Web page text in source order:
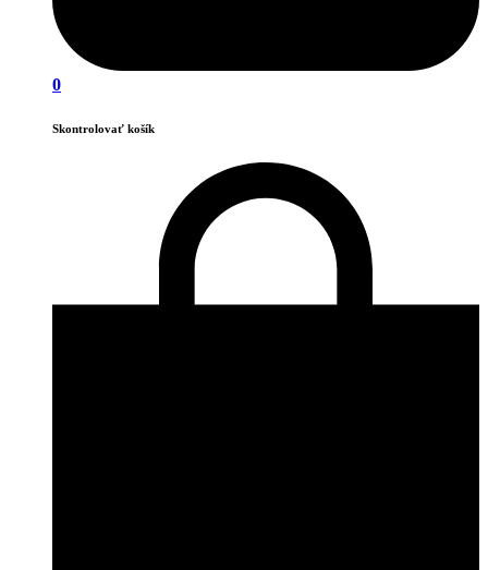
0
Skontrolovať košík